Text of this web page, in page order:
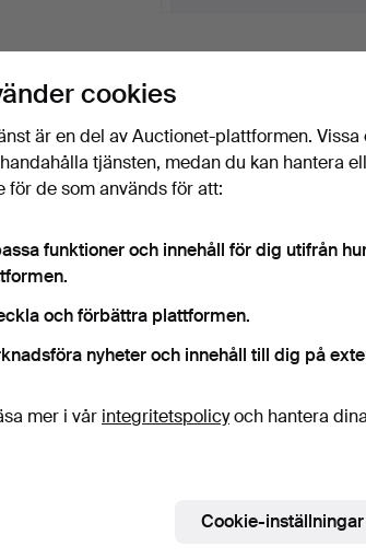
“Bevaka sökning”
det kommer in.
matchar din sökning
Morse, trä,
cookies
är en del av Auctionet-plattformen.
tjänsten, medan du kan hantera
för de som används för att:
funktioner och innehåll för dig utifrån
och förbättra plattformen.
nyheter och innehåll till dig på
mer i vår integritetspolicyoch hantera
Cookie-inställningar